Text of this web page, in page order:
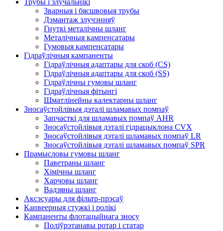
Зварныя і бясшвовыя трубы
Дэмантаж злучэнняў
Гнуткі металічны шланг
Металічныя кампенсатары
Гумовыя кампенсатары
Гідраўлічныя кампаненты
Гідраўлічныя адаптары для скоб (CS)
Гідраўлічныя адаптары для скоб (SS)
Гідраўлічны гумовы шланг
Гідраўлічныя фітынгі
Шматлінейны калектарны шланг
Зносаўстойлівыя дэталі шламавых помпаў
Запчасткі для шламавых помпаў AHR
Зносаўстойлівыя дэталі гідрацыклона CVX
Зносаўстойлівыя дэталі шламавых помпаў LR
Зносаўстойлівыя дэталі шламавых помпаў SPR
Прамысловы гумовы шланг
Паветраны шланг
Хімічны шланг
Харчовы шланг
Вадзяны шланг
Аксэсуары для фільтр-прэсаў
Канвеерныя стужкі і ролікі
Кампаненты флотацыйнага зносу
Поліўрэтанавы ротар і статар